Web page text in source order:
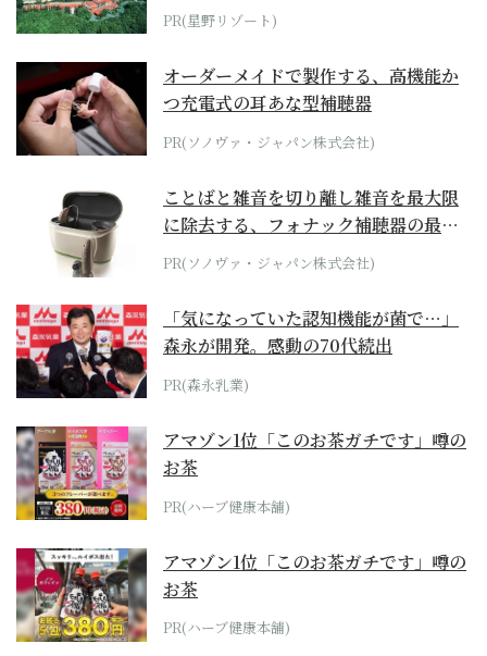
ホテル by...
PR(星野リゾート)
オーダーメイドで製作する、高機能か
つ充電式の耳あな型補聴器
PR(ソノヴァ・ジャパン株式会社)
ことばと雑音を切り離し雑音を最大限
に除去する、フォナック補聴器の最上
位モデル
PR(ソノヴァ・ジャパン株式会社)
「気になっていた認知機能が菌で…」
森永が開発。感動の70代続出
PR(森永乳業)
アマゾン1位「このお茶ガチです」噂の
お茶
PR(ハーブ健康本舗)
アマゾン1位「このお茶ガチです」噂の
お茶
PR(ハーブ健康本舗)